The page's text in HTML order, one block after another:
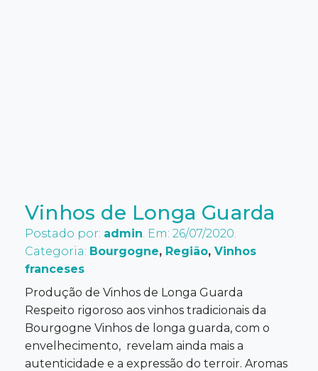
Vinhos de Longa Guarda
Postado por: admin. Em: 26/07/2020.
Categoria: Bourgogne, Região, Vinhos
franceses
Produção de Vinhos de Longa Guarda
Respeito rigoroso aos vinhos tradicionais da
Bourgogne Vinhos de longa guarda, com o
envelhecimento, revelam ainda mais a
autenticidade e a expressão do terroir. Aromas